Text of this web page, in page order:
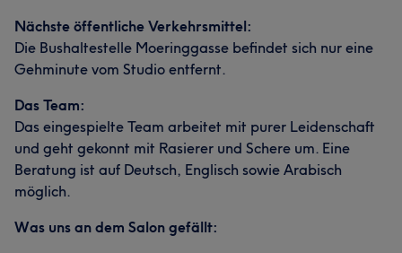
Nächste öffentliche Verkehrsmittel:
Die Bushaltestelle Moeringgasse befindet sich nur eine
Gehminute vom Studio entfernt.
Das Team:
Das eingespielte Team arbeitet mit purer Leidenschaft
und geht gekonnt mit Rasierer und Schere um. Eine
Beratung ist auf Deutsch, Englisch sowie Arabisch
möglich.
Was uns an dem Salon gefällt: